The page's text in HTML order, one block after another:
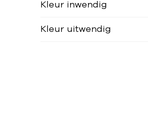
Kleur inwendig
Kleur uitwendig